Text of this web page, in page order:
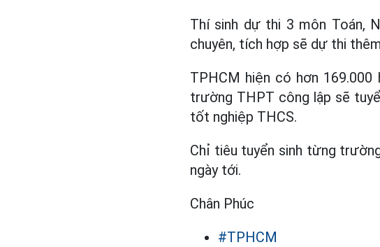
Thí sinh dự thi 3 môn Toán,
chuyên, tích hợp sẽ dự thi
TPHCM hiện có hơn
trường THPT công lập sẽ
tốt nghiệp THCS.
Chỉ tiêu tuyển sinh từng
ngày tới.
Chân Phúc
#TPHCM